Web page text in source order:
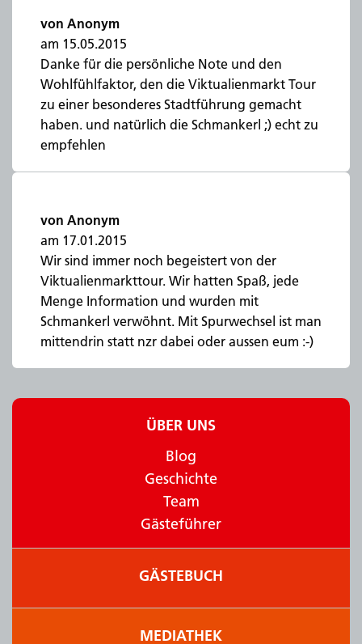
von Anonym
am 15.05.2015
Danke für die persönliche Note und den
Wohlfühlfaktor, den die Viktualienmarkt Tour
zu einer besonderes Stadtführung gemacht
haben. und natürlich die Schmankerl ;) echt zu
empfehlen
von Anonym
am 17.01.2015
Wir sind immer noch begeistert von der
Viktualienmarkttour. Wir hatten Spaß, jede
Menge Information und wurden mit
Schmankerl verwöhnt. Mit Spurwechsel ist man
mittendrin statt nzr dabei oder aussen eum :-)
ÜBER UNS
Blog
Geschichte
Team
Gästeführer
GÄSTEBUCH
MEDIATHEK